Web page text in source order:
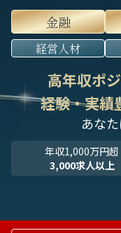
金融
経営人材
高年収ポ
経験・実績
あな
年収1,000万円超
3,000求人以上